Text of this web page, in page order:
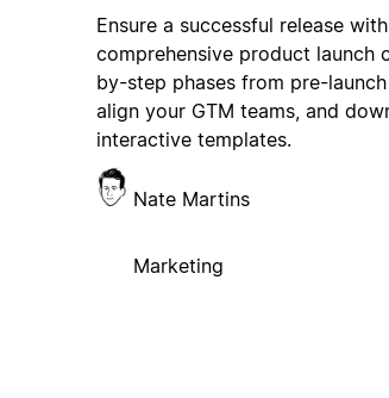
Ensure a successful release
comprehensive product launch
by-step phases from pre-
align your GTM teams, and
interactive templates.
Nate Martins
Marketing